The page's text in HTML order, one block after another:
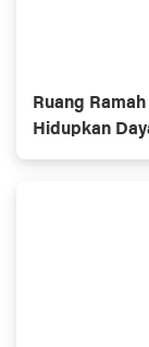
Ruang
Hidupkan